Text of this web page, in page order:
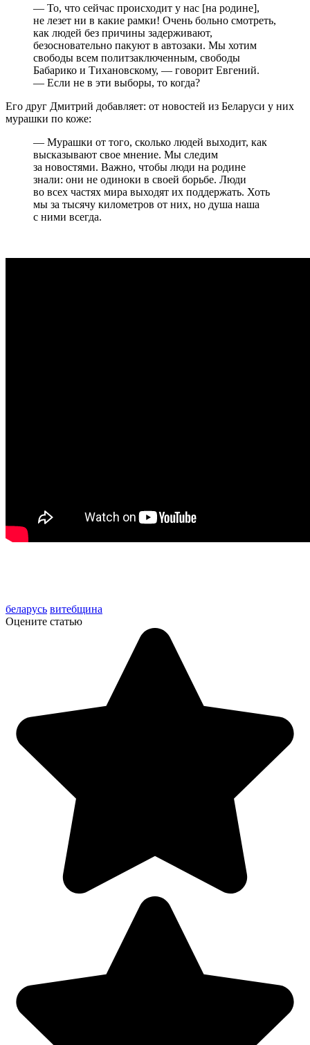
— То, что сейчас происходит у нас [на родине],
не лезет ни в какие рамки! Очень больно смотреть,
как людей без причины задерживают,
безосновательно пакуют в автозаки. Мы хотим
свободы всем политзаключенным, свободы
Бабарико и Тихановскому, — говорит Евгений.
— Если не в эти выборы, то когда?
Его друг Дмитрий добавляет: от новостей из Беларуси у них
мурашки по коже:
— Мурашки от того, сколько людей выходит, как
высказывают свое мнение. Мы следим
за новостями. Важно, чтобы люди на родине
знали: они не одиноки в своей борьбе. Люди
во всех частях мира выходят их поддержать. Хоть
мы за тысячу километров от них, но душа наша
с ними всегда.
беларусь витебщина
Оцените статью